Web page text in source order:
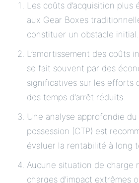
Les coûts d’acquisition plus
aux Gear Boxes
constituer un obstacle initial.
L’amortissement des coûts
se fait souvent par des
significatives sur les efforts
des temps d’arrêt réduits.
Une analyse approfondie
possession (CTP) est
évaluer la rentabilité à long
Aucune situation de charge
charges d’impact extrêmes